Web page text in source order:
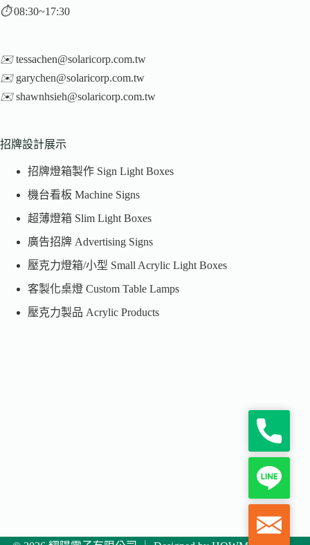
⏱️08:30~17:30
✉️ tessachen@solaricorp.com.tw
✉️ garychen@solaricorp.com.tw
✉️ shawnhsieh@solaricorp.com.tw
招牌設計展示
招牌燈箱製作 Sign Light Boxes
機台看板 Machine Signs
超薄燈箱 Slim Light Boxes
廣告招牌 Advertising Signs
壓克力燈箱/小型 Small Acrylic Light Boxes
客製化桌燈 Custom Table Lamps
壓克力製品 Acrylic Products
h
o
n
e
L
i
n
e
M
a